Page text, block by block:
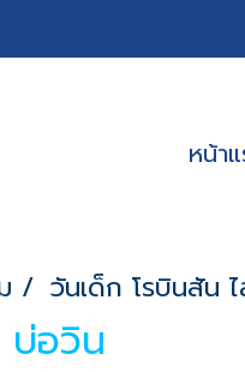
หน้า
วันเด็ก โรบินสัน
บ่อวิน